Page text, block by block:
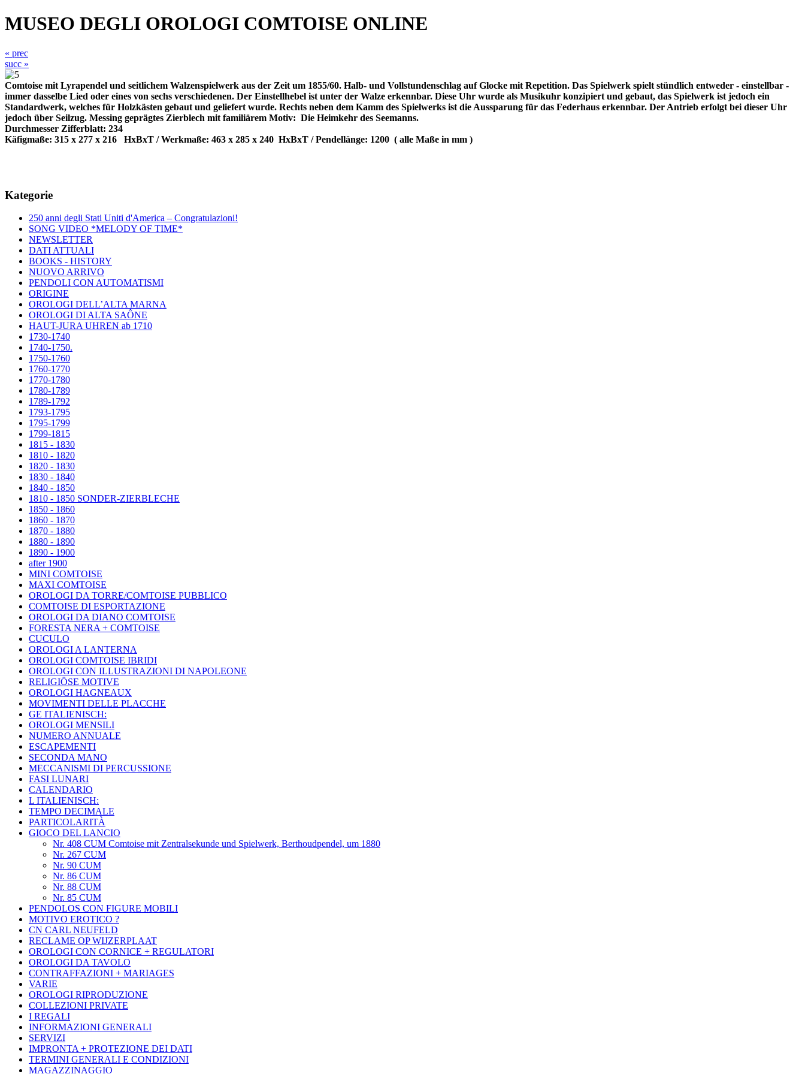
MUSEO DEGLI OROLOGI COMTOISE ONLINE
« prec
succ »
Comtoise mit Lyrapendel und seitlichem Walzenspielwerk aus der Zeit um 1855/60. Halb- und Vollstundenschlag auf Glocke mit Repetition. Das Spielwerk spielt stündlich entweder - einstellbar -
immer dasselbe Lied oder eines von sechs verschiedenen. Der Einstellhebel ist unter der Walze erkennbar. Diese Uhr wurde als Musikuhr konzipiert und gebaut, das Spielwerk ist jedoch ein
Standardwerk, welches für Holzkästen gebaut und geliefert wurde. Rechts neben dem Kamm des Spielwerks ist die Aussparung für das Federhaus erkennbar. Der Antrieb erfolgt bei dieser Uhr
jedoch über Seilzug. Messing geprägtes Zierblech mit familiärem Motiv: Die Heimkehr des Seemanns.
Durchmesser Zifferblatt: 234
Käfigmaße: 315 x 277 x 216
HxBxT / Werkmaße: 463 x 285 x 240 HxBxT / Pendellänge: 1200 ( alle Maße in mm )
Kategorie
250 anni degli Stati Uniti d'America – Congratulazioni!
SONG VIDEO *MELODY OF TIME*
NEWSLETTER
DATI ATTUALI
BOOKS - HISTORY
NUOVO ARRIVO
PENDOLI CON AUTOMATISMI
ORIGINE
OROLOGI DELL’ALTA MARNA
OROLOGI DI ALTA SAÔNE
HAUT-JURA UHREN ab 1710
1730-1740
1740-1750.
1750-1760
1760-1770
1770-1780
1780-1789
1789-1792
1793-1795
1795-1799
1799-1815
1815 - 1830
1810 - 1820
1820 - 1830
1830 - 1840
1840 - 1850
1810 - 1850 SONDER-ZIERBLECHE
1850 - 1860
1860 - 1870
1870 - 1880
1880 - 1890
1890 - 1900
after 1900
MINI COMTOISE
MAXI COMTOISE
OROLOGI DA TORRE/COMTOISE PUBBLICO
COMTOISE DI ESPORTAZIONE
OROLOGI DA DIANO COMTOISE
FORESTA NERA + COMTOISE
CUCULO
OROLOGI A LANTERNA
OROLOGI COMTOISE IBRIDI
OROLOGI CON ILLUSTRAZIONI DI NAPOLEONE
RELIGIÖSE MOTIVE
OROLOGI HAGNEAUX
MOVIMENTI DELLE PLACCHE
GE ITALIENISCH:
OROLOGI MENSILI
NUMERO ANNUALE
ESCAPEMENTI
SECONDA MANO
MECCANISMI DI PERCUSSIONE
FASI LUNARI
CALENDARIO
L ITALIENISCH:
TEMPO DECIMALE
PARTICOLARITÀ
GIOCO DEL LANCIO
Nr. 408 CUM Comtoise mit Zentralsekunde und Spielwerk, Berthoudpendel, um 1880
Nr. 267 CUM
Nr. 90 CUM
Nr. 86 CUM
Nr. 88 CUM
Nr. 85 CUM
PENDOLOS CON FIGURE MOBILI
MOTIVO EROTICO ?
CN CARL NEUFELD
RECLAME OP WIJZERPLAAT
OROLOGI CON CORNICE + REGULATORI
OROLOGI DA TAVOLO
CONTRAFFAZIONI + MARIAGES
VARIE
OROLOGI RIPRODUZIONE
COLLEZIONI PRIVATE
I REGALI
INFORMAZIONI GENERALI
SERVIZI
IMPRONTA + PROTEZIONE DEI DATI
TERMINI GENERALI E CONDIZIONI
MAGAZZINAGGIO